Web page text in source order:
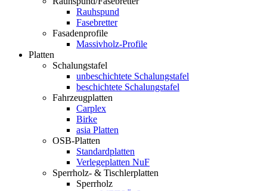
Rauhspund
Fasebretter
Fasadenprofile
Massivholz-Profile
Platten
Schalungstafel
unbeschichtete Schalungstafel
beschichtete Schalungstafel
Fahrzeugplatten
Carplex
Birke
asia Platten
OSB-Platten
Standardplatten
Verlegeplatten NuF
Sperrholz- & Tischlerplatten
Sperrholz